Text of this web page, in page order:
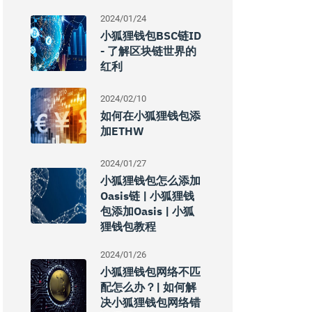
2024/01/24
小狐狸钱包BSC链ID
- 了解区块链世界的
红利
2024/02/10
如何在小狐狸钱包添
加ETHW
2024/01/27
小狐狸钱包怎么添加
Oasis链 | 小狐狸钱
包添加Oasis | 小狐
狸钱包教程
2024/01/26
小狐狸钱包网络不匹
配怎么办？| 如何解
决小狐狸钱包网络错